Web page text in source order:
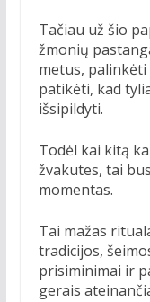
Tačiau už šio
žmonių
metus,
patikėti, kad
išsipildyti.
Todėl kai kitą
žvakutes, tai
momentas.
Tai mažas
tradicijos,
prisiminimai ir
gerais